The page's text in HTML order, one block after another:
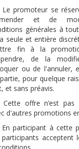
Le promoteur se
et de
générales à
seule et entière
fin à la
de la
ou de l'annuler,
pour quelque
et sans préavis.
Cette offre n’est pas
d'autres promotions
En participant à cette
acceptent